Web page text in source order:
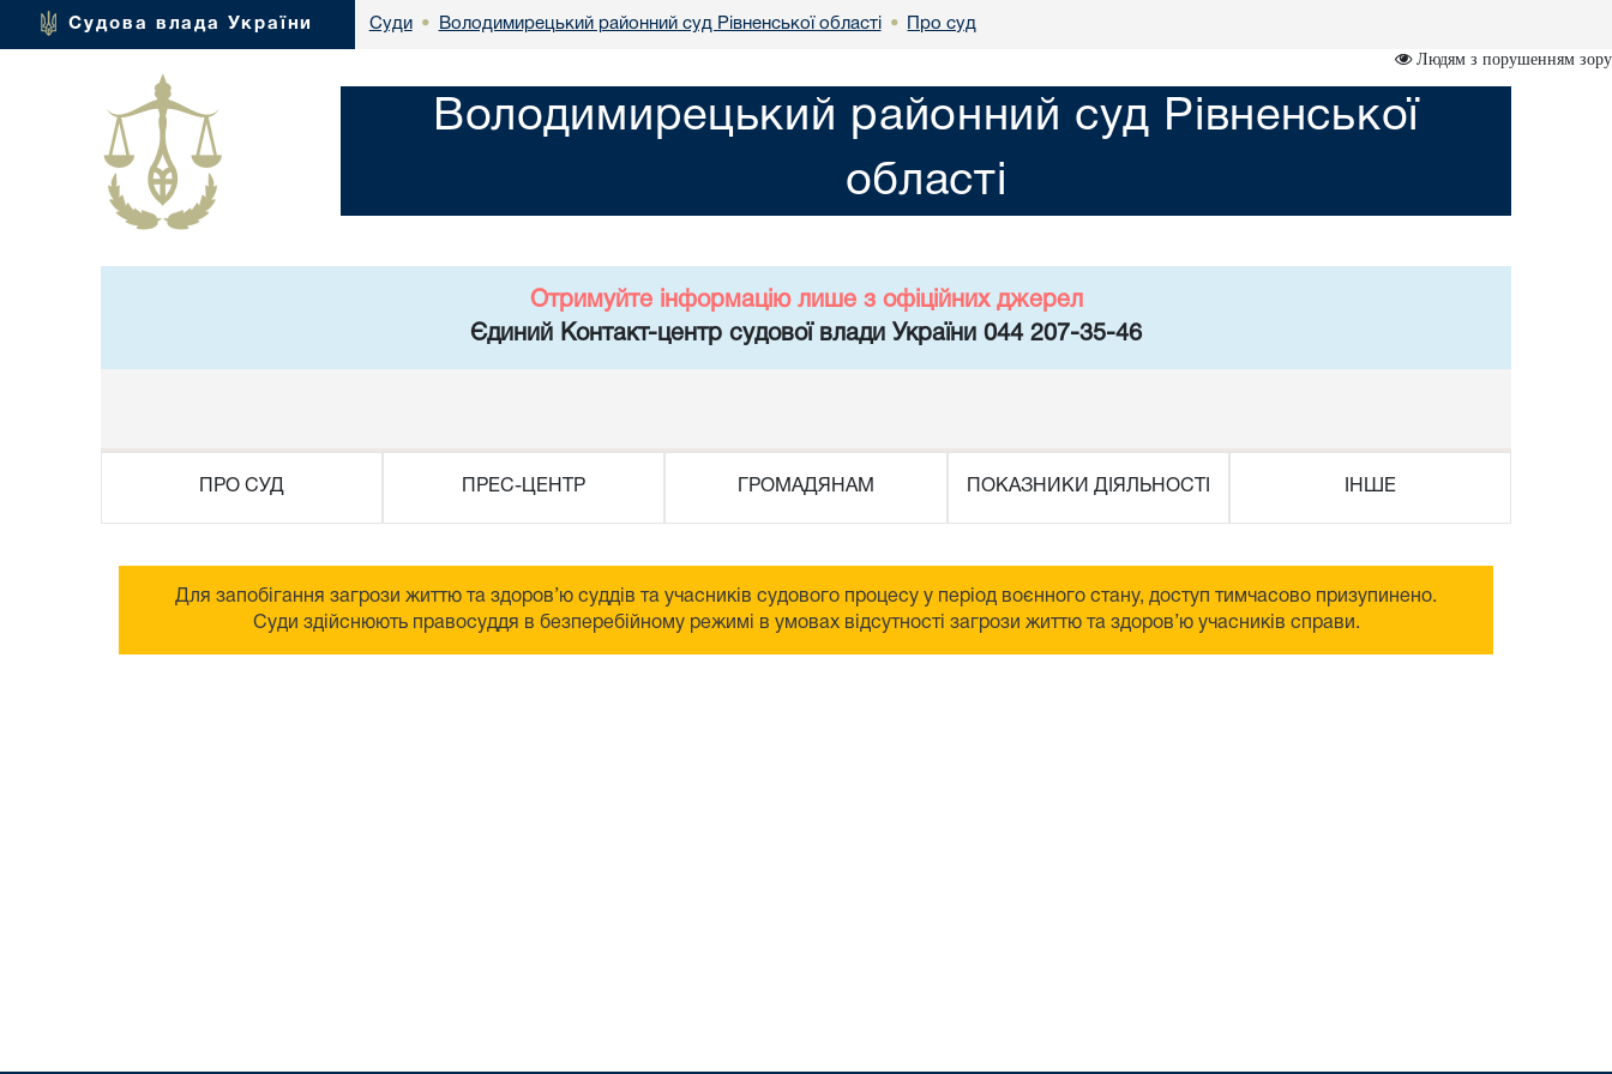
Судова влада України Суди • Володимирецький районний суд Рівненської області • Про суд
Людям з порушенням зору
Володимирецький районний суд Рівненської
області
Отримуйте інформацію лише з офіційних джерел
Єдиний Контакт-центр судової влади України 044 207-35-46
ПРО СУД ПРЕС-ЦЕНТР ГРОМАДЯНАМ ПОКАЗНИКИ ДІЯЛЬНОСТІ ІНШЕ
Для запобігання загрози життю та здоров’ю суддів та учасників судового процесу у період воєнного стану, доступ тимчасово призупинено.
Суди здійснюють правосуддя в безперебійному режимі в умовах відсутності загрози життю та здоров’ю учасників справи.